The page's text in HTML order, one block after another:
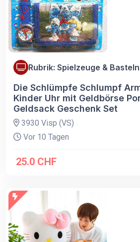
Rubrik: Spielzeuge & Basteln
Die Schlümpfe Schlumpf
Kinder Uhr mit Geldbörse
Geldsack Geschenk Set
3930 Visp (VS)
Vor 10 Tagen
25.0 CHF